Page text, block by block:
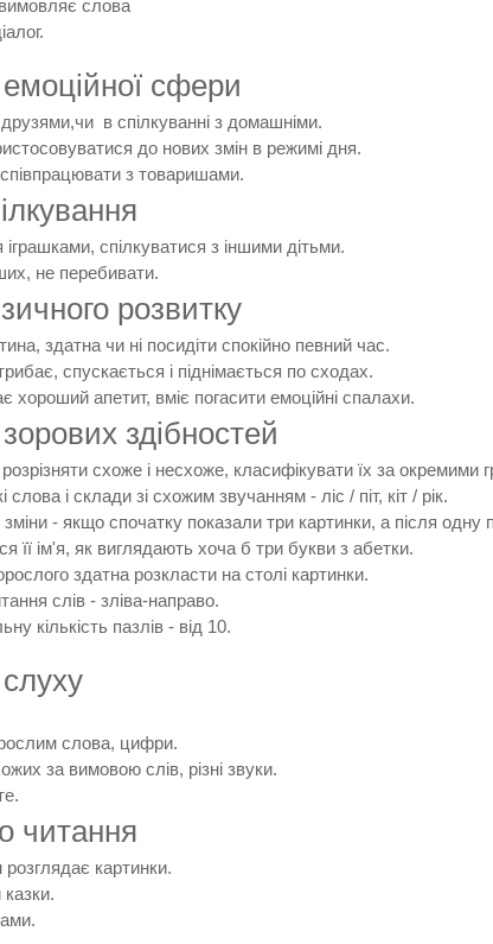
вимовляє слова
сфери
в спілкуванні з домашніми.
до нових змін в режимі дня.
з товаришами.
іграшками, спілкуватися з іншими дітьми.
не перебивати.
розвитку
здатна чи ні посидіти спокійно певний час.
спускається і піднімається по сходах.
хороший апетит, вміє погасити емоційні спалахи.
здібностей
схоже і несхоже, класифікувати їх за окремими
слова і склади зі схожим звучанням - ліс / піт, кіт / рік.
- якщо спочатку показали три картинки, а після одну
її ім'я, як виглядають хоча б три букви з абетки.
здатна розкласти на столі картинки.
слів - зліва-направо.
кількість пазлів - від 10.
слова, цифри.
за вимовою слів, різні звуки.
читання
картинки.